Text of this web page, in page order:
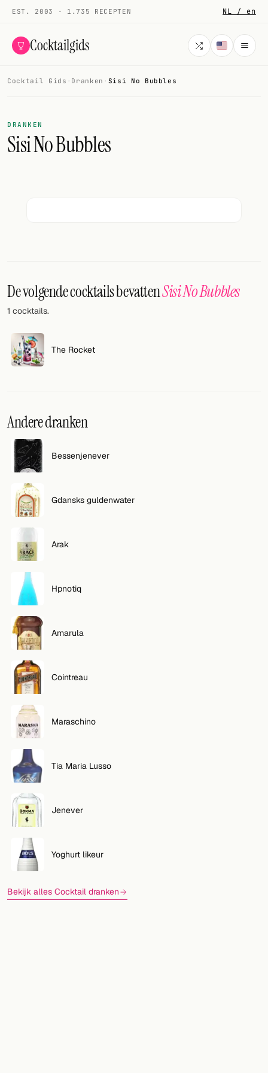
EST. 2003 · 1.735 RECEPTEN NL / en
Cocktailgids
Alle cocktails
Voeg hier uw eigen cocktail of smoothie toe.
Alle dranken
Cocktail boeken
Cocktail bar
Eenheden
Links
VOLG
Twitter
Facebook
RSS
Cocktail app
Cocktail Gids · Dranken · Sisi No Bubbles
DRANKEN
Sisi No Bubbles
De volgende cocktails bevattenSisi No Bubbles
1 cocktails.
The Rocket
Andere dranken
Bessenjenever
Gdansks guldenwater
Arak
Hpnotiq
Amarula
Cointreau
Maraschino
Tia Maria Lusso
Jenever
Yoghurt likeur
Bekijk alles Cocktail dranken